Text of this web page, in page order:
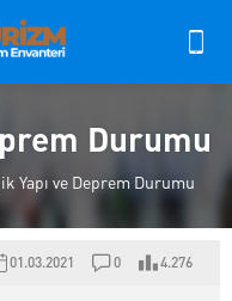
Durumu
Yapı ve Deprem Durumu
01.03.2021 0 4.276